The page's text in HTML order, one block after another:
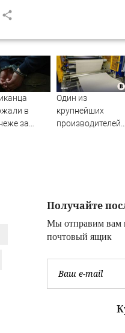
в
за
Один из
крупнейших
производителей
Получайте
Мы отправим вам
почтовый ящик